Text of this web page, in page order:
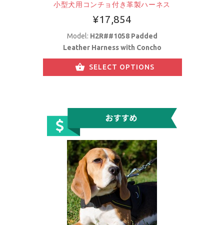
小型犬用コンチョ付き革製ハーネス
¥17,854
Model: H2R##1058 Padded
Leather Harness with Concho
SELECT OPTIONS